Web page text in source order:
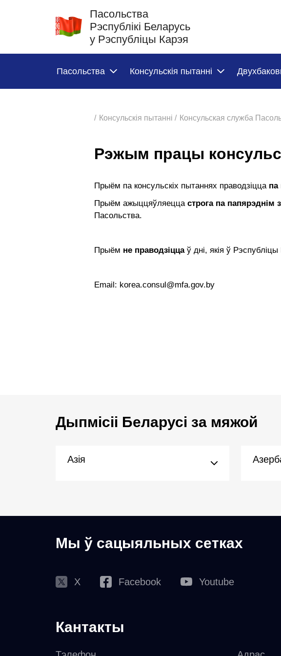
Пасольства
Рэспублікі Беларусь
у Рэспубліцы Карэя
Пасольства Консульскія пытанні
/ Консульскія пытанні / Консульская служба
Рэжым працы
Прыём па консульскіх пытаннях праводзіцца па
Прыём ажыццяўляецца строга па папярэднім
Пасольства.
Прыём не праводзіццаў дні, якія ў
Email: korea.consul@mfa.gov.by
Дыпмісіі Беларусі за мяжой
Азія
Мы ў сацыяльных сетках
X Facebook Youtube
Кантакты